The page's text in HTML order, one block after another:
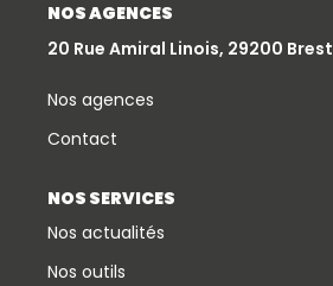
ESPACE CLIENT
NOS AGENCES
20 Rue Amiral Linois, 29200 Brest
Nos agences
Contact
NOS SERVICES
Nos actualités
Nos outils